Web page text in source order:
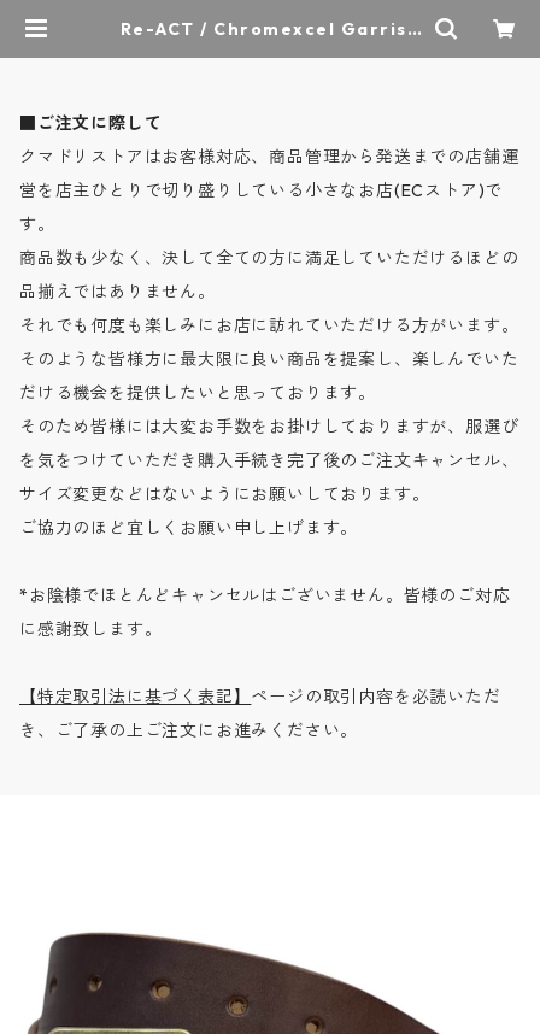
Re-ACT / Chromexcel Garriso
■ご注文に際して
クマドリストアはお客様対応、商品管理から発送までの店舗運
営を店主ひとりで切り盛りしている小さなお店(ECストア)で
す。
商品数も少なく、決して全ての方に満足していただけるほどの
品揃えではありません。
それでも何度も楽しみにお店に訪れていただける方がいます。
そのような皆様方に最大限に良い商品を提案し、楽しんでいた
だける機会を提供したいと思っております。
そのため皆様には大変お手数をお掛けしておりますが、服選び
を気をつけていただき購入手続き完了後のご注文キャンセル、
サイズ変更などはないようにお願いしております。
ご協力のほど宜しくお願い申し上げます。
*お陰様でほとんどキャンセルはございません。皆様のご対応
に感謝致します。
【特定取引法に基づく表記】 ページの取引内容を必読いただ
き、ご了承の上ご注文にお進みください。